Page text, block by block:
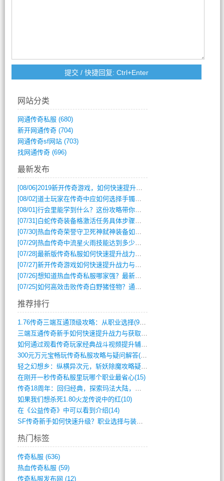
网站分类
网通传奇私服 (680)
新开网通传奇(704)
网通传奇sf网站(703)
找网通传奇(696)
最新发布
[08/06]2019新开传奇游戏，如何快速提升角色等级？
[08/02]道士玩家在传奇中应如何选择手镯装备？
[08/01]行会里能学到什么？这份攻略带你全掌握
[07/31] 白蛇传奇装备格激活任务具体步骤是什么？如何完成？
[07/30]热血传奇荣誉守卫死神弑神装备如何获取与佩戴攻略？
[07/29]热血传奇中流星火雨技能达到多少级可以开始练装备？
[07/28]最新版传奇私服如何快速提升战力与获取稀有装备？
[07/27]新开传奇游戏如何快速提升战力与获取稀有装备？
[07/26]想知道热血传奇私服哪家强？最新排行榜攻略全解析
[07/25]如何高效击败传奇白野猪怪物？通关技巧全解析
推荐排行
1.76传奇三端互通顶级攻略：从职业选择(972)
三端互通传奇新手如何快速提升战力与获取稀(379)
如何通过观看传奇玩家经典战斗视频提升辅助(661)
300元万元宝畅玩传奇私服攻略与疑问解答(828)
轻之幻想乡：纵横异次元，斩妖除魔攻略疑云(404)
在刚开一秒传奇私服里玩哪个职业最省心(15)
传奇18周年：回归经典，探索玛法大陆，寻(798)
如果我们想杀死1.80火龙传说中的红(10)
在《公益传奇》中可以看到介绍(14)
SF传奇新手如何快速升级？职业选择与装备(711)
热门标签
传奇私服 (636)
热血传奇私服 (59)
传奇私服发布网 (12)